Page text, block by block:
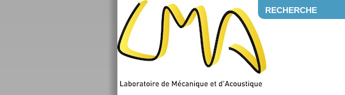
RECHERCHE